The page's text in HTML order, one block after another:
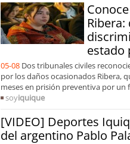
estado
05-08 Dos tribunales civiles
por los daños ocasionados Ribera,
meses en prisión preventiva por un
soyiquique
[VIDEO] Deportes
del argentino Pablo
[VIDEO]
violencia en
pegaban